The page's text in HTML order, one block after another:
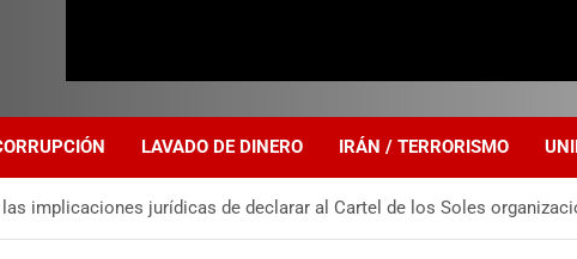
LAVADO DE DINERO IRÁN / TERRORISMO
implicaciones jurídicas de declarar al Cartel de los Soles